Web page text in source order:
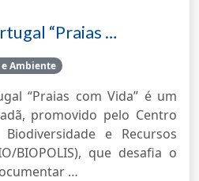
“Praias …
e Ambiente
“Praias com Vida” é um
promovido pelo Centro
e Recursos
BIOPOLIS), que desafia o
…